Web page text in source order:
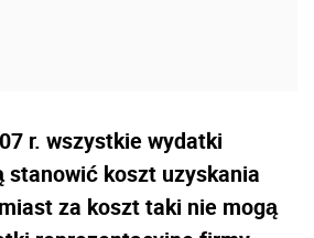
r. wszystkie wydatki
stanowić koszt uzyskania
za koszt taki nie mogą